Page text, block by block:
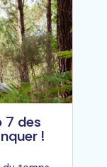
7 des
!